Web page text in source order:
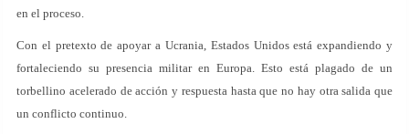
en el proceso.
Con el pretexto de apoyar a Ucrania, Estados Unidos está expandiendo y
fortaleciendo su presencia militar en Europa. Esto está plagado de un
torbellino acelerado de acción y respuesta hasta que no hay otra salida que
un conflicto continuo.